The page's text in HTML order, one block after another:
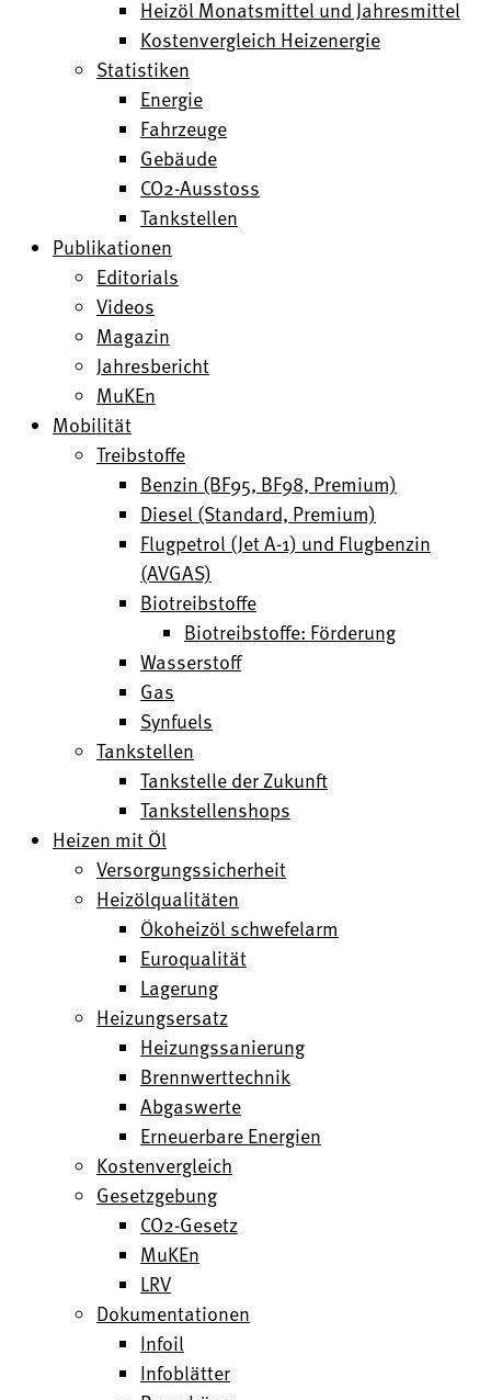
Heizöl Monatsmittel und Jahresmittel
Kostenvergleich Heizenergie
Statistiken
Energie
Fahrzeuge
Gebäude
CO2-Ausstoss
Tankstellen
Publikationen
Editorials
Videos
Magazin
Jahresbericht
MuKEn
Mobilität
Treibstoffe
Benzin (BF95, BF98, Premium)
Diesel (Standard, Premium)
Flugpetrol (Jet A-1) und Flugbenzin
(AVGAS)
Biotreibstoffe
Biotreibstoffe: Förderung
Wasserstoff
Gas
Synfuels
Tankstellen
Tankstelle der Zukunft
Tankstellenshops
Heizen mit Öl
Versorgungssicherheit
Heizölqualitäten
Ökoheizöl schwefelarm
Euroqualität
Lagerung
Heizungsersatz
Heizungssanierung
Brennwerttechnik
Abgaswerte
Erneuerbare Energien
Kostenvergleich
Gesetzgebung
CO2-Gesetz
MuKEn
LRV
Dokumentationen
Infoil
Infoblätter